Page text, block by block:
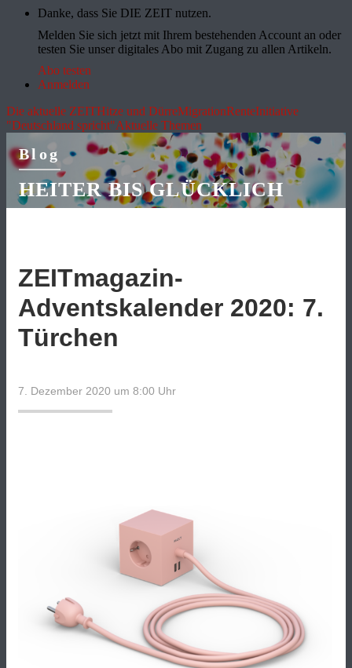
Danke, dass Sie DIE ZEIT nutzen.
Melden Sie sich jetzt mit Ihrem bestehenden Account an oder
testen Sie unser digitales Abo mit Zugang zu allen Artikeln.
Abo testen
Anmelden
Die aktuelle ZEITHitze und DürreMigrationRenteInitiative
"Deutschland spricht"Aktuelle Themen
Blog
HEITER BIS GLÜCKLICH
ZEITmagazin-
Adventskalender 2020: 7.
Türchen
7. Dezember 2020 um 8:00 Uhr